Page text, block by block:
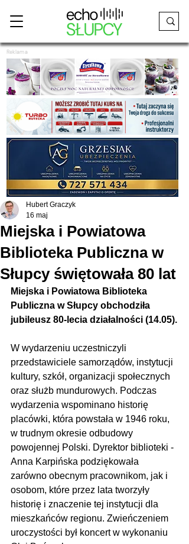
Reklama
Miejska i Powiatowa
Biblioteka Publiczna w
Słupcy świętowała 80 lat
Hubert Graczyk
16 maj
Miejska i Powiatowa Biblioteka
Publiczna w Słupcy obchodziła
jubileusz 80-lecia działalności (14.05).
W wydarzeniu uczestniczyli
przedstawiciele samorządów, instytucji
kultury, szkół, organizacji społecznych
oraz służb mundurowych. Podczas
wydarzenia wspominano historię
placówki, która powstała w 1946 roku,
w trudnym okresie odbudowy
powojennej Polski. Dyrektor biblioteki -
Anna Karpińska podziękowała
zarówno obecnym pracownikom, jak i
osobom, które przez lata tworzyły
historię i znaczenie tej instytucji dla
mieszkańców regionu. Zwieńczeniem
uroczystości był koncert w wykonaniu